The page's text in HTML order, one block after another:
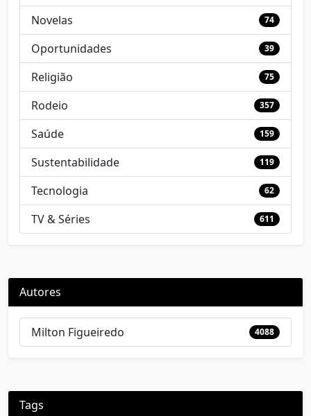
Novelas 74
Oportunidades 39
Religião 75
Rodeio 357
Saúde 159
Sustentabilidade 119
Tecnologia 62
TV & Séries 611
Autores
Milton Figueiredo 4088
Tags